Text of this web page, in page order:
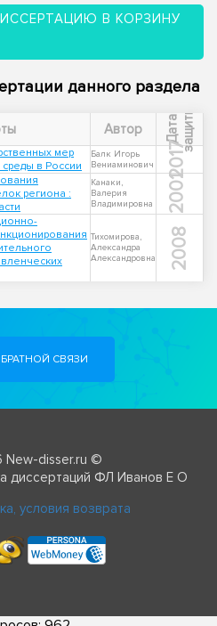
В КОРЗИНУ
данного раздела
Автор Д
а
т
а
з
а
щ
и
т ы
мер
в России
Балк Игорь
Вениаминович
2017
региона :
Канаки,
Валерия
Владимировна
2001
Тихомирова,
Александра
Александровна
2008
СВЯЗИ
New-disser.ru ©
диссертаций ФЛ Иванов Е О
условия возврата